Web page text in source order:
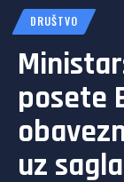
DRUŠTVO
posete
uz